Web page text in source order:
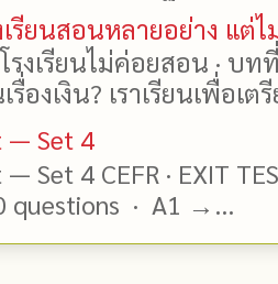
เรียนสอนหลายอย่าง แต่ไ
รงเรียนไม่ค่อยสอน · บ
องเงิน? เราเรียนเพื่อเต
— Set 4
Set 4 CEFR · EXIT
questions · A1 →...